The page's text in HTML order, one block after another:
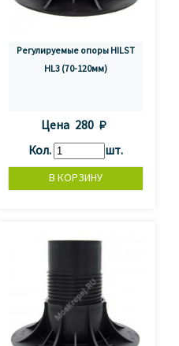
Регулируемые опоры HILST
HL3 (70-120мм)
Цена 280 
Кол.
шт.